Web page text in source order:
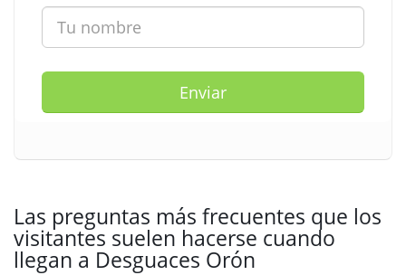
Enviar
Las preguntas más frecuentes que los
visitantes suelen hacerse cuando
llegan a Desguaces Orón